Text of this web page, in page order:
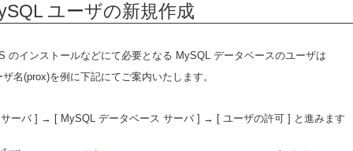
ユーザの新規作成
のインストールなどにて必要となる MySQL データベースのユーザは
ザ名(prox)を例に下記にてご案内いたします。
ーバ ] → [ MySQL データベース サーバ ] → [ ユーザの許可 ] と進みます